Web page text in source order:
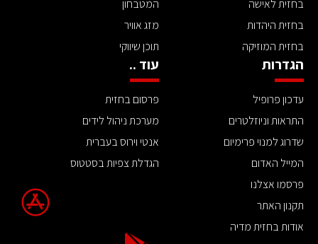
בחזית לאישה
בחזית היהדות
בחזית המוזיקה
המטבחון
מזג אוויר
תוכן שיווקי
הגדרות
עדכון פרופיל
התראות וניוזלטרים
שדרוג למנוי פרימיום
המייל האדום
פרסמו אצלנו
תקנון האתר
אודות בחזית מדיה
עוד ..
פרסום בחזית
מערכת ניהול לידים
אנטי וירוס בעברית
הגדלת צפיות בסטטוס